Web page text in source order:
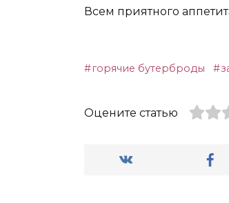
Всем приятного
горячие бутерброды
Оцените статью